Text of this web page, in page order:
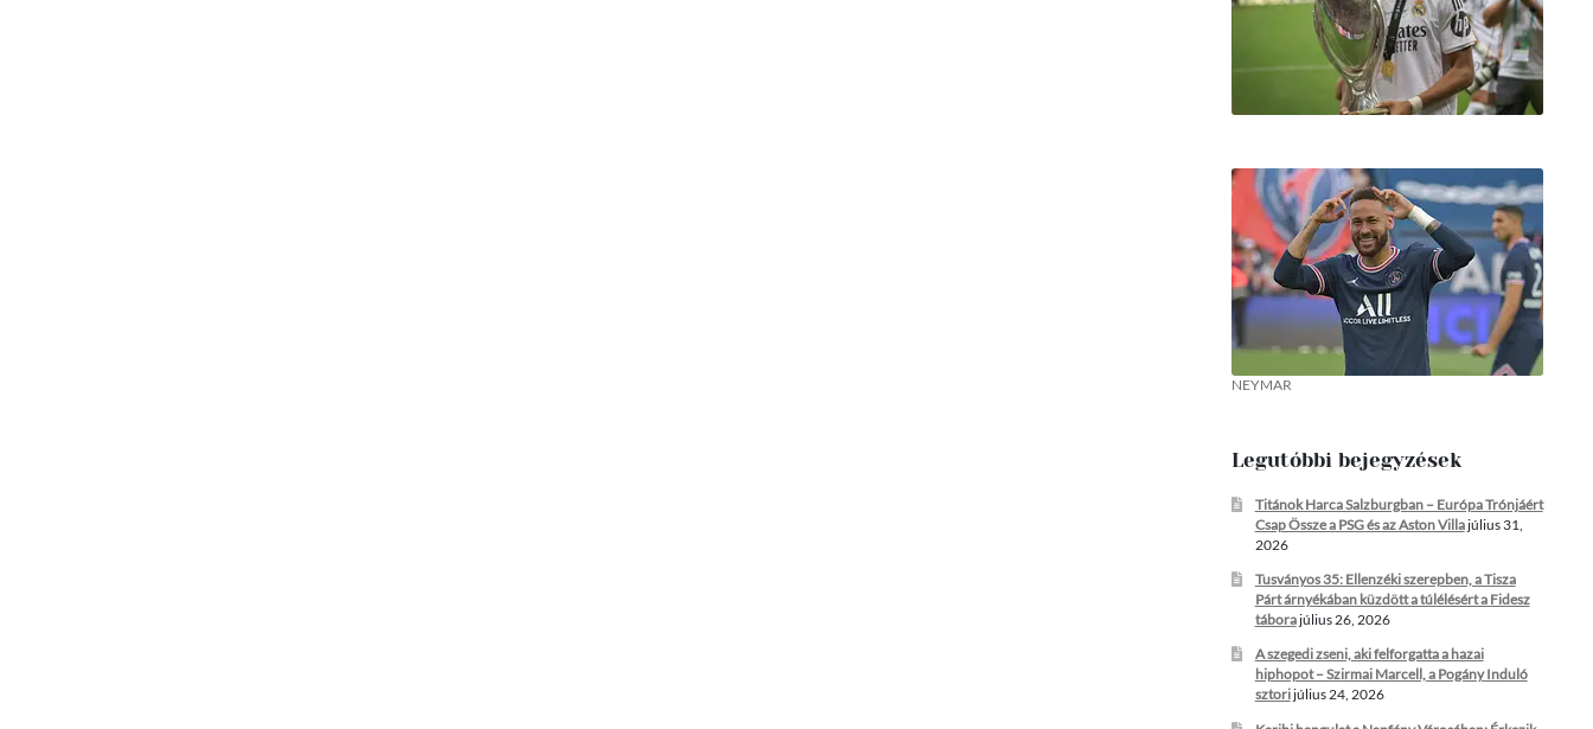
NEYMAR
Legutóbbi bejegyzések
Titánok Harca Salzburgban – Európa Trónjáért
Csap Össze a PSG és az Aston Villajúlius 31,
2026
Tusványos 35: Ellenzéki szerepben, a Tisza
Párt árnyékában küzdött a túlélésért a Fidesz
táborajúlius 26, 2026
A szegedi zseni, aki felforgatta a hazai
hiphopot – Szirmai Marcell, a Pogány Induló
sztorijúlius 24, 2026